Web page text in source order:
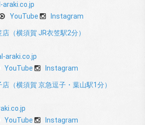
YouTube Instagram
（横須賀 JR衣笠駅2分）
araki.co.jp
YouTube Instagram
（横須賀 京急逗子・葉山駅1分）
YouTube Instagram